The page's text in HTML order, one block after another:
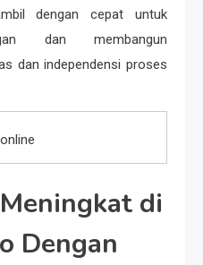
dengan cepat untuk
dan membangun
dan independensi proses
di
Dengan